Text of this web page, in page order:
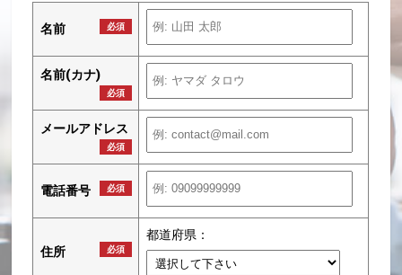
名前 必須
名前(カナ)
必須
メールアドレス
必須
電話番号 必須
住所 必須
都道府県：